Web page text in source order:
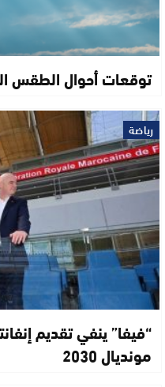
توقعات أحوال الطقس
رياضة
“فيفا” ينفي تقديم
مونديال 2030